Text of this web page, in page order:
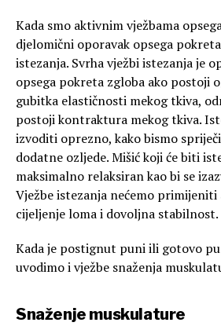
Kada smo aktivnim vježbama
djelomični oporavak opsega
istezanja. Svrha vježbi istezanja je
opsega pokreta zgloba ako postoji
gubitka elastičnosti mekog tkiva,
postoji kontraktura mekog tkiva.
izvoditi oprezno, kako bismo
dodatne ozljede. Mišić koji će biti
maksimalno relaksiran kao bi se
Vježbe istezanja nećemo
cijeljenje loma i dovoljna stabilnost.
Kada je postignut puni ili gotovo
uvodimo i vježbe snaženja
Snaženje muskulature